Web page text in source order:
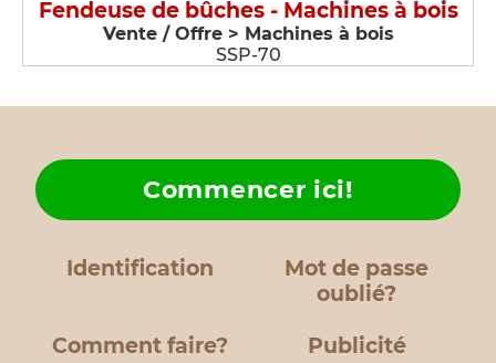
Fendeuse de bûches - Machines à bois
Vente / Offre > Machines à bois
SSP-70
Identification
Mot de passe
oublié?
Comment faire?
Commencer ici!
Publicité